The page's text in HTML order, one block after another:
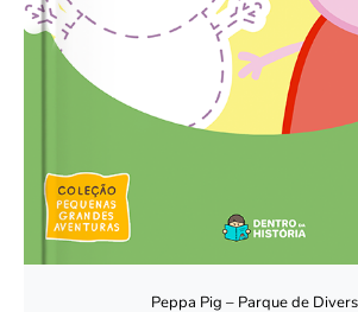
Peppa Pig – Parque de